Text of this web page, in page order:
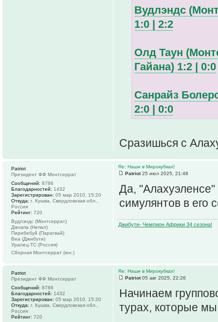
Вудлэндс
1:0 | 2:2
Олд Таун
Гайана) 1:2 | 0:0
Санрайз
2:0 | 0:0
Сразишься с
Re: Наши в Мирокубках!
Patriot25 июл 2025, 21:48
Да, "Алахуэленсе"
симулянтов в его
Джибути- Чемпион Африки 34 сезона!
Patriot
Президент ФФ Монтсеррат
Сообщений: 8786
Благодарностей: 1432
Зарегистрирован: 05 мар 2010, 15:20
Откуда: г. Кушва, Свердловская обл.,
Россия
Рейтинг: 720
Вудлэндс (Монтсеррат)
Джхапа (Непал)
Пирибебуй (Парагвай)
Веа (Джибути)
Уралец-ТС (Россия)
Сборная Монтсеррат (юн.)
Re: Наши в Мирокубках!
Patriot05 авг 2025, 22:26
Начинаем
турах, которые мы
Patriot
Президент ФФ Монтсеррат
Сообщений: 8786
Благодарностей: 1432
Зарегистрирован: 05 мар 2010, 15:20
Откуда: г. Кушва, Свердловская обл.,
Россия
Рейтинг: 720